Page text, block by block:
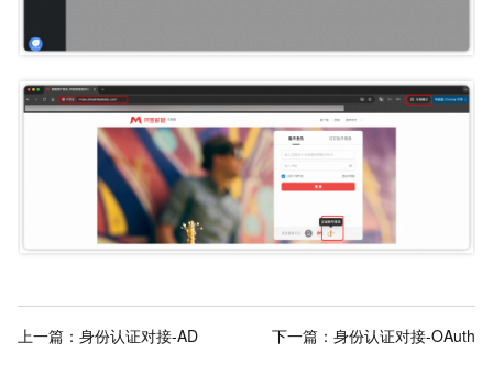
上一篇： 身份认证对接-AD 下一篇： 身份认证对接-OAuth